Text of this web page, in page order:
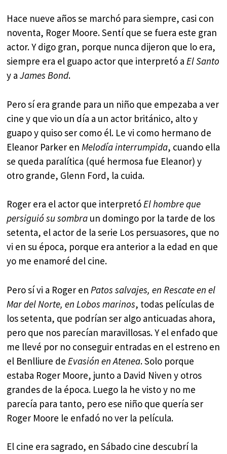
Hace nueve años se marchó para siempre, casi con
noventa, Roger Moore. Sentí que se fuera este gran
actor. Y digo gran, porque nunca dijeron que lo era,
siempre era el guapo actor que interpretó aEl Santo
y aJames Bond.
Pero sí era grande para un niño que empezaba a ver
cine y que vio un día a un actor británico, alto y
guapo y quiso ser como él. Le vi como hermano de
Eleanor Parker en Melodía interrumpida, cuando ella
se queda paralítica (qué hermosa fue Eleanor) y
otro grande, Glenn Ford, la cuida.
Roger era el actor que interpretóEl hombre que
persiguió su sombra un domingo por la tarde de los
setenta, el actor de la serie Los persuasores, que no
vi en su época, porque era anterior a la edad en que
yo me enamoré del cine.
Pero sí vi a Roger en Patos salvajes, en Rescate en el
Mar del Norte, en Lobos marinos, todas películas de
los setenta, que podrían ser algo anticuadas ahora,
pero que nos parecían maravillosas. Y el enfado que
me llevé por no conseguir entradas en el estreno en
el Benlliure de Evasión en Atenea. Solo porque
estaba Roger Moore, junto a David Niven y otros
grandes de la época. Luego la he visto y no me
parecía para tanto, pero ese niño que quería ser
Roger Moore le enfadó no ver la película.
El cine era sagrado, en Sábado cine descubrí la